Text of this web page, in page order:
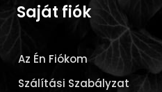
Saját fiók
Az Én Fiókom
Szálítási Szabályzat